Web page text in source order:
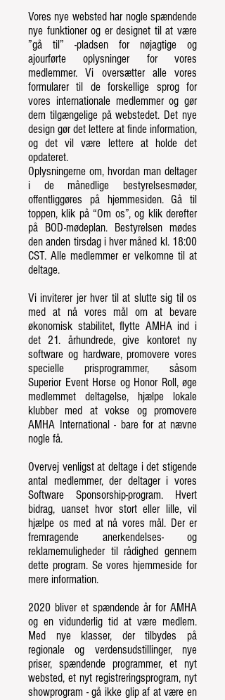
Vores nye websted har nogle spændende
nye funktioner og er designet til at være
”gå til” -pladsen for nøjagtige og
ajourførte oplysninger for vores
medlemmer. Vi oversætter alle vores
formularer til de forskellige sprog for
vores internationale medlemmer og gør
dem tilgængelige på webstedet. Det nye
design gør det lettere at finde information,
og det vil være lettere at holde det
opdateret.
Oplysningerne om, hvordan man deltager
i de månedlige bestyrelsesmøder,
offentliggøres på hjemmesiden. Gå til
toppen, klik på “Om os”, og klik derefter
på BOD-mødeplan. Bestyrelsen mødes
den anden tirsdag i hver måned kl. 18:00
CST. Alle medlemmer er velkomne til at
deltage.
Vi inviterer jer hver til at slutte sig til os
med at nå vores mål om at bevare
økonomisk stabilitet, flytte AMHA ind i
det 21. århundrede, give kontoret ny
software og hardware, promovere vores
specielle prisprogrammer, såsom
Superior Event Horse og Honor Roll, øge
medlemmet deltagelse, hjælpe lokale
klubber med at vokse og promovere
AMHA International - bare for at nævne
nogle få.
Overvej venligst at deltage i det stigende
antal medlemmer, der deltager i vores
Software Sponsorship-program. Hvert
bidrag, uanset hvor stort eller lille, vil
hjælpe os med at nå vores mål. Der er
fremragende anerkendelses- og
reklamemuligheder til rådighed gennem
dette program. Se vores hjemmeside for
mere information.
2020 bliver et spændende år for AMHA
og en vidunderlig tid at være medlem.
Med nye klasser, der tilbydes på
regionale og verdensudstillinger, nye
priser, spændende programmer, et nyt
websted, et nyt registreringsprogram, nyt
showprogram - gå ikke glip af at være en